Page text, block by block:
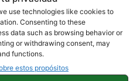
use technologies like cookies to
Consenting to these
data such as browsing behavior or
or withdrawing consent, may
functions.
estos propósitos
de distintas marcas, y es
más importantes. Síguelo